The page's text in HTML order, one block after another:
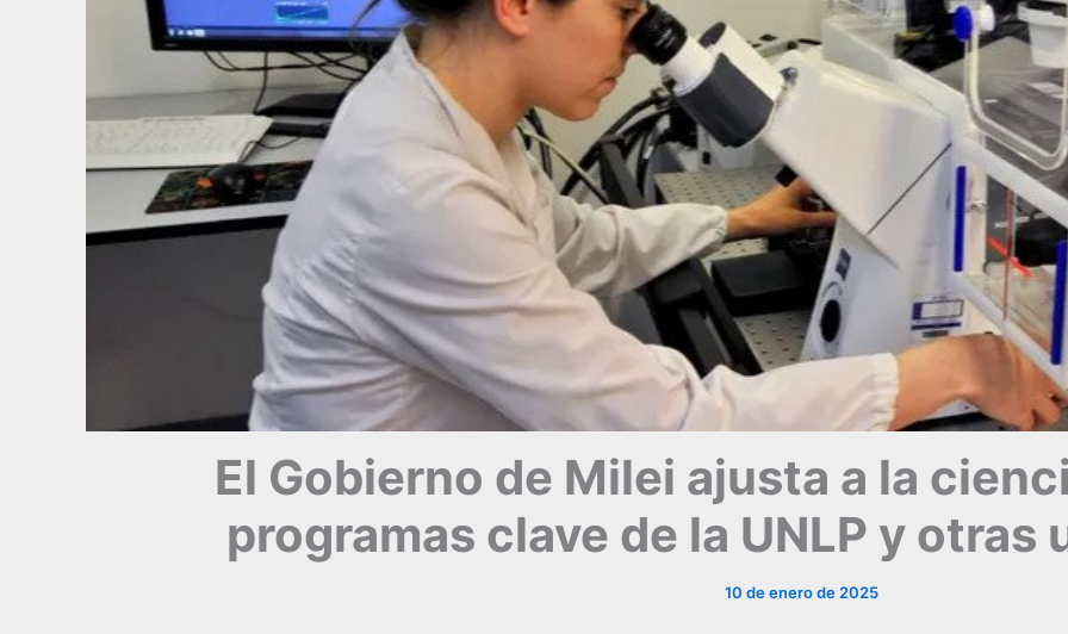
El Gobierno de Milei ajusta a la
programas clave de la UNLP y otras
10 de enero de 2025